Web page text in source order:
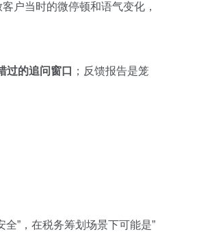
户当时的微停顿和语气变化，
过的追问窗口
；反馈报告是笼
”，在税务筹划场景下可能是”